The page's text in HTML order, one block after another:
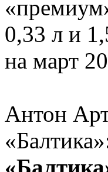
0,33 л и
на март
Антон